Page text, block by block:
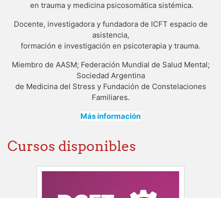
en trauma y medicina psicosomática sistémica.
Docente, investigadora y fundadora de ICFT espacio de
asistencia,
formación e investigación en psicoterapia y trauma.
Miembro de AASM; Federación Mundial de Salud Mental;
Sociedad Argentina
de Medicina del Stress y Fundación de Constelaciones
Familiares.
Más información
Cursos disponibles